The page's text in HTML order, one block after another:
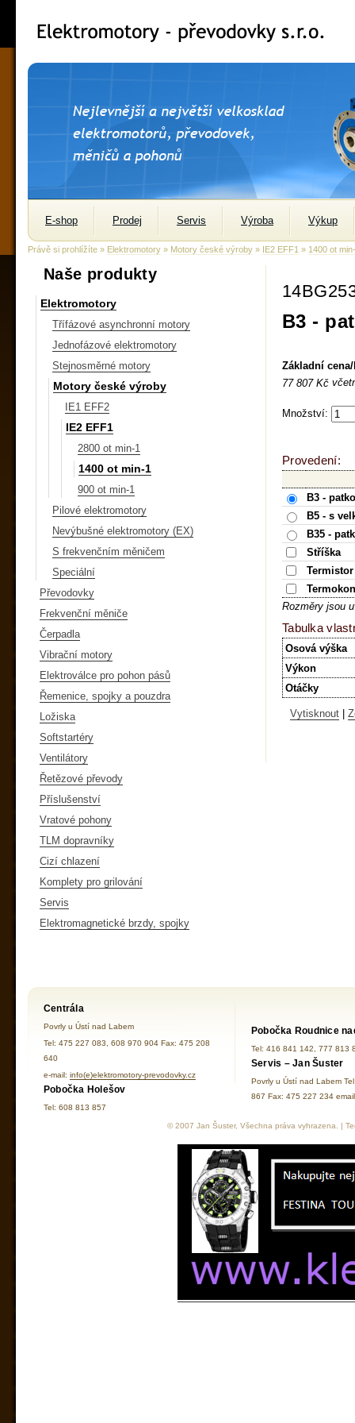
E-shop Prodej Servis Výroba Výkup
Právě si prohlížíte » Elektromotory » Motory české výroby » IE2 EFF1 » 1400 ot
Naše produkty
Elektromotory
Třífázové asynchronní motory
Jednofázové elektromotory
Stejnosměrné motory
Motory české výroby
IE1 EFF2
IE2 EFF1
2800 ot min-1
1400 ot min-1
900 ot min-1
Pilové elektromotory
Nevýbušné elektromotory (EX)
S frekvenčním měničem
Speciální
Převodovky
Frekvenční měniče
Čerpadla
Vibrační motory
Elektroválce pro pohon pásů
Řemenice, spojky a pouzdra
Ložiska
Softstartéry
Ventilátory
Řetězové převody
Příslušenství
Vratové pohony
TLM dopravníky
Cizí chlazení
Komplety pro grilování
Servis
Elektromagnetické brzdy, spojky
B3 -
Základní
77 807 Kč
Množství:
Provedení:
B3 -
B5 - s
B35 -
Stříška
Termistor
Rozměry jsou
Tabulka
Osová výška
Výkon
Otáčky
Vytisknout
Centrála
Povrly u Ústí nad Labem
Tel: 475 227 083, 608 970 904 Fax: 475 208
640
e-mail: info(e)elektromotory-prevodovky.cz
Pobočka Holešov
Tel: 608 813 857
Pobočka Roudnice
Tel: 416 841 142, 777 813
Servis – Jan Šuster
Povrly u Ústí nad Labem
867 Fax: 475 227 234
© 2007 Jan Šuster, Všechna práva vyhrazena. |